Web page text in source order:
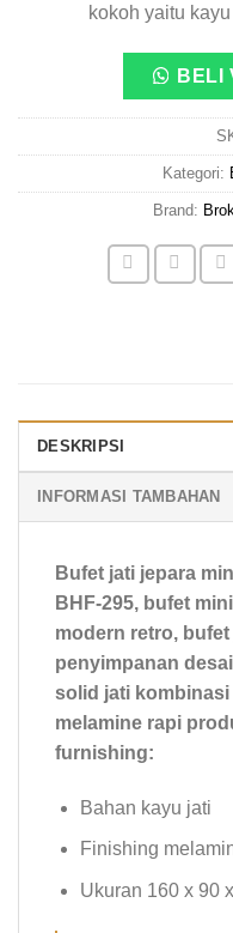
kokoh yaitu
BELI
Kategori:
Brand:
DESKRIPSI
INFORMASI TAMBAHAN
Bufet jati jepara
BHF-295, bufet
modern retro,
penyimpanan
solid jati
melamine rapi
furnishing:
Bahan kayu jati
Finishing
Ukuran 160 x 90